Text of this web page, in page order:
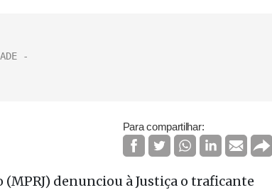
Para compartilhar:
denunciou à Justiça o traficante